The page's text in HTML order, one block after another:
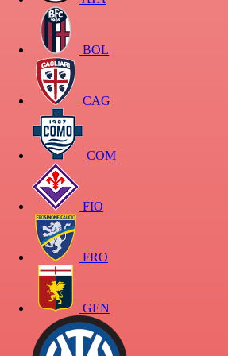
BOL
CAG
COM
FIO
FRO
GEN